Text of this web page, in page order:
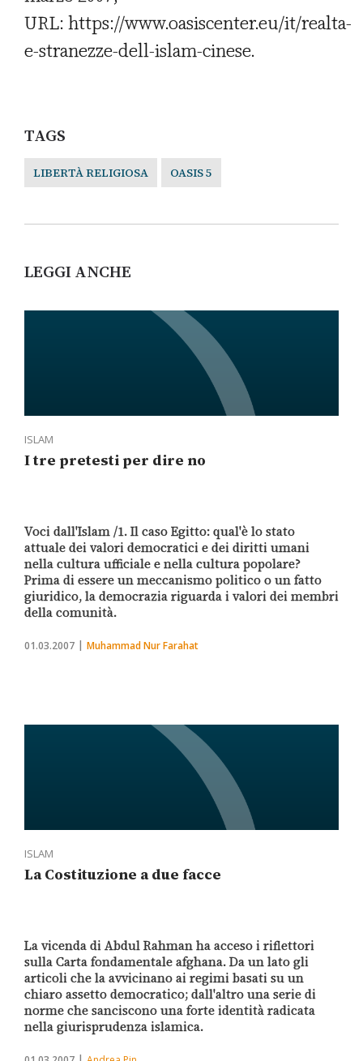
URL: https://www.oasiscenter.eu/it/realta-
e-stranezze-dell-islam-cinese.
TAGS
LIBERTÀ RELIGIOSA OASIS 5
LEGGI ANCHE
ISLAM
I tre pretesti per dire no
Voci dall'Islam /1. Il caso Egitto: qual'è lo stato
attuale dei valori democratici e dei diritti umani
nella cultura ufficiale e nella cultura popolare?
Prima di essere un meccanismo politico o un fatto
giuridico, la democrazia riguarda i valori dei membri
della comunità.
01.03.2007 Muhammad Nur Farahat
ISLAM
La Costituzione a due facce
La vicenda di Abdul Rahman ha acceso i riflettori
sulla Carta fondamentale afghana. Da un lato gli
articoli che la avvicinano ai regimi basati su un
chiaro assetto democratico; dall'altro una serie di
norme che sanciscono una forte identità radicata
nella giurisprudenza islamica.